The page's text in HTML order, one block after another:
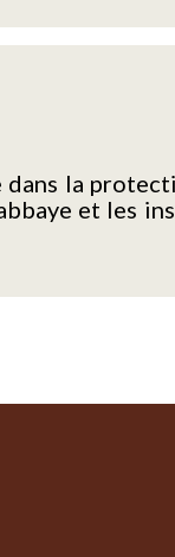
la
et les